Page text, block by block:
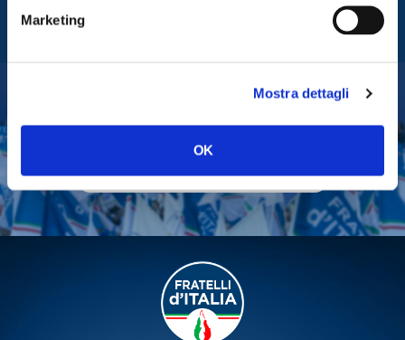
Marketing
Mostra dettagli
OK
Tesserati
Fai una donazione
Leggi la Gazzetta Tricolore